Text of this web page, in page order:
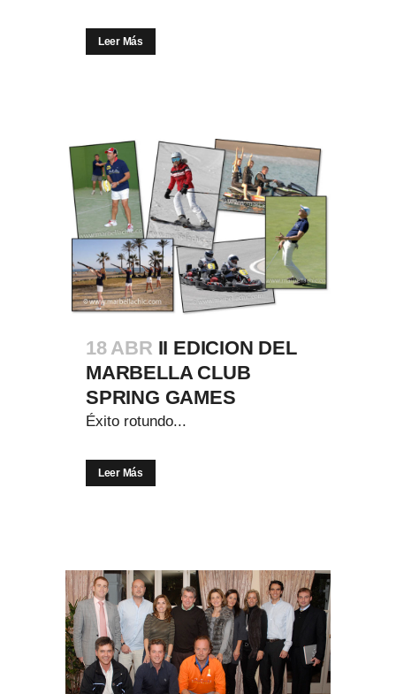
Leer Más
18 ABR II EDICION DEL
MARBELLA CLUB
SPRING GAMES
Éxito rotundo...
Leer Más